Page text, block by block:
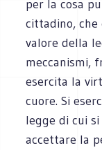
per la cosa
cittadino,
valore della
meccanismi,
esercita la
cuore. Si
legge di cui
accettare la